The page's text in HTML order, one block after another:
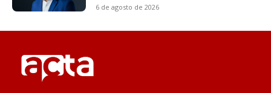
6 de agosto de 2026